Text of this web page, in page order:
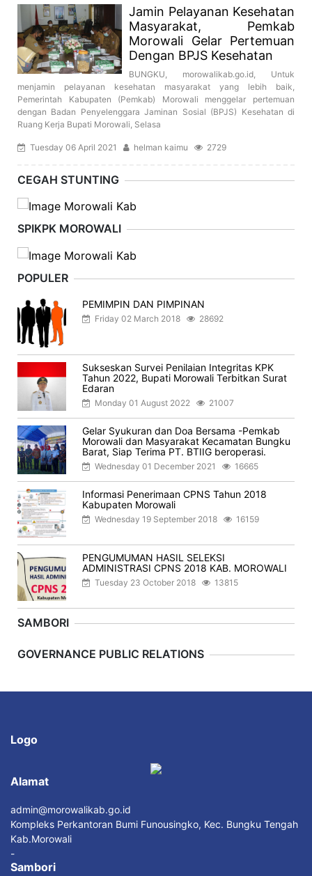
Jamin Pelayanan Kesehatan
Masyarakat, Pemkab
Morowali Gelar Pertemuan
Dengan BPJS Kesehatan
BUNGKU, morowalikab.go.id, Untuk
menjamin pelayanan kesehatan masyarakat yang lebih baik,
Pemerintah Kabupaten (Pemkab) Morowali menggelar pertemuan
dengan Badan Penyelenggara Jaminan Sosial (BPJS) Kesehatan di
Ruang Kerja Bupati Morowali, Selasa
Tuesday 06 April 2021 helman kaimu 2729
CEGAH STUNTING
SPIKPK MOROWALI
POPULER
PEMIMPIN DAN PIMPINAN
Friday 02 March 2018 28692
Sukseskan Survei Penilaian Integritas KPK
Tahun 2022, Bupati Morowali Terbitkan Surat
Edaran
Monday 01 August 2022 21007
Gelar Syukuran dan Doa Bersama -Pemkab
Morowali dan Masyarakat Kecamatan Bungku
Barat, Siap Terima PT. BTIIG beroperasi.
Wednesday 01 December 2021 16665
Informasi Penerimaan CPNS Tahun 2018
Kabupaten Morowali
Wednesday 19 September 2018 16159
PENGUMUMAN HASIL SELEKSI
ADMINISTRASI CPNS 2018 KAB. MOROWALI
Tuesday 23 October 2018 13815
SAMBORI
Previous
GOVERNANCE PUBLIC RELATIONS
Logo
Alamat
admin@morowalikab.go.id
Kompleks Perkantoran Bumi Funousingko, Kec. Bungku Tengah
Kab.Morowali
-
Sambori